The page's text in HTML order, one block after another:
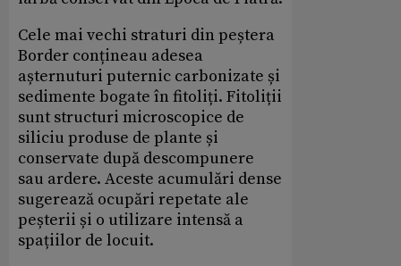
Cele mai vechi straturi din peștera
Border conțineau adesea
așternuturi puternic carbonizate și
sedimente bogate în fitoliți. Fitoliții
sunt structuri microscopice de
siliciu produse de plante și
conservate după descompunere
sau ardere. Aceste acumulări dense
sugerează ocupări repetate ale
peșterii și o utilizare intensă a
spațiilor de locuit.